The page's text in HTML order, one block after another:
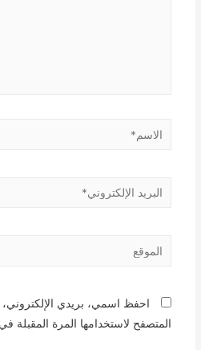
الاسم*
البريد
الموقع
احفظ اسمي، بريدي الإلكتروني،
المتصفح لاستخدامها المرة المقبلة